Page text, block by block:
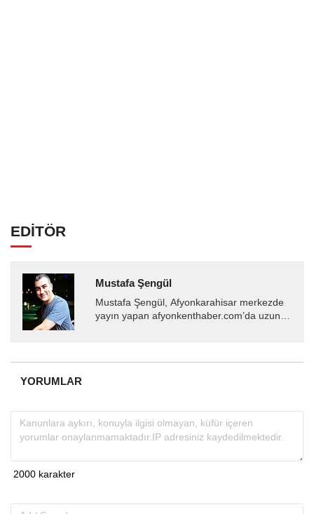
EDİTÖR
Mustafa Şengül
Mustafa Şengül, Afyonkarahisar merkezde
yayın yapan afyonkenthaber.com’da uzun
almakta, haber akışı...
YORUMLAR